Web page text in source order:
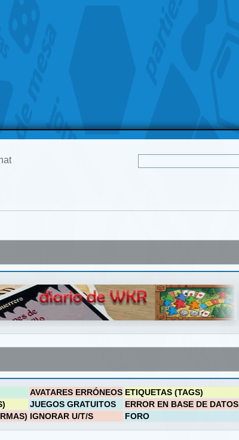
AVATARES ERRÓNEOS ETIQUETAS (TAGS)
JUEGOS GRATUITOS
ERROR EN BASE DE DATOS
IGNORAR U/T/S FORO